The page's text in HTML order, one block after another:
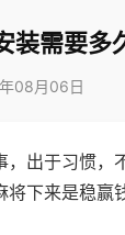
装需要多
08月06日
出于习惯，
下来是稳赢